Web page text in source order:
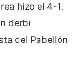
hizo el 4-1.
derbi
del Pabellón